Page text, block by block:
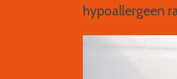
hypoallergeen